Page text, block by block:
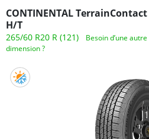
CONTINENTAL TerrainContact
H/T
265/60 R20 R (121)
Besoin d’une autre
dimension ?